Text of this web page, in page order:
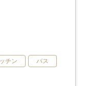
チン バス